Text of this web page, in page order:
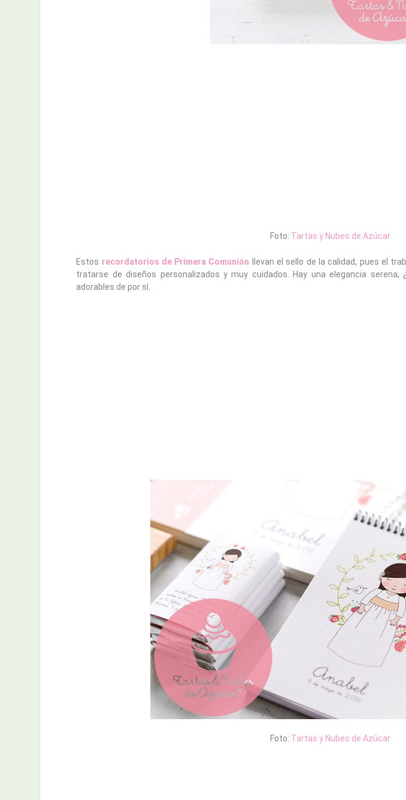
Foto: Tartas y Nubes de Azúcar
Estos recordatorios de Primera Comunión llevan el sello de la calidad, pues el
tratarse de diseños personalizados y muy cuidados. Hay una elegancia
adorables de por sí.
Foto: Tartas y Nubes de Azúcar